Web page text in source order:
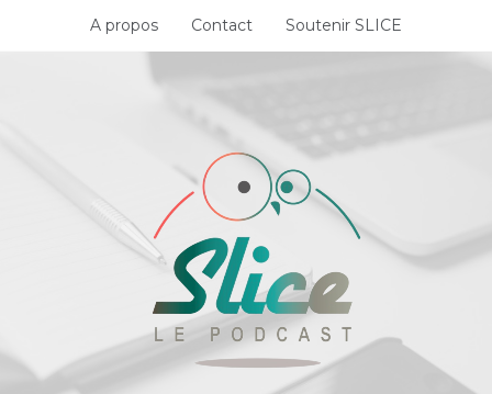
A propos Contact Soutenir SLICE